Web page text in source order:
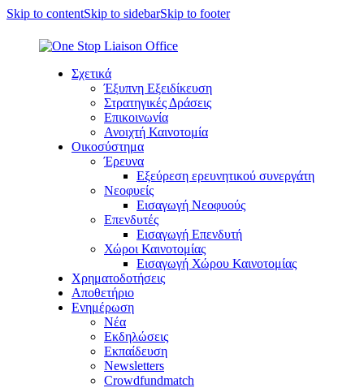
Skip to contentSkip to sidebarSkip to footer
Σχετικά
Έξυπνη Εξειδίκευση
Στρατηγικές Δράσεις
Επικοινωνία
Ανοιχτή Καινοτομία
Οικοσύστημα
Έρευνα
Εξεύρεση ερευνητικού συνεργάτη
Νεοφυείς
Εισαγωγή Νεοφυούς
Επενδυτές
Εισαγωγή Επενδυτή
Χώροι Καινοτομίας
Εισαγωγή Χώρου Καινοτομίας
Χρηματοδοτήσεις
Αποθετήριο
Ενημέρωση
Νέα
Εκδηλώσεις
Εκπαίδευση
Newsletters
Crowdfundmatch